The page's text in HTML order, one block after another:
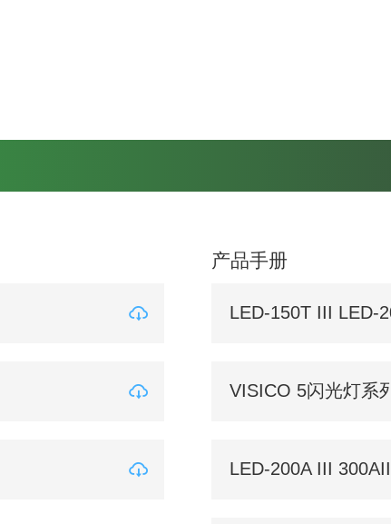
产品手册
LED-150T III LED-
VISICO 5闪光灯系
LED-200A III